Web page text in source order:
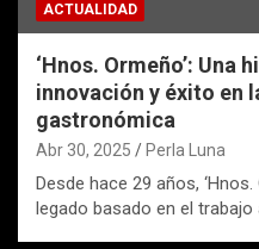
ACTUALIDAD
‘Hnos. Ormeño’: Una
innovación y éxito en
gastronómica
Abr 30, 2025 Perla Luna
Desde hace 29 años,
legado basado en el trabajo